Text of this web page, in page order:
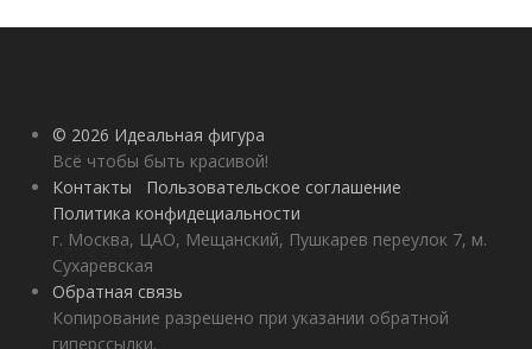
© 2026 Идеальная фигура
Всё чтобы быть красивой!
Контакты
Пользовательское соглашение
Политика конфидециальности
г. Москва, ЦАО, Мещанский, Пушкарев переулок 7, м.
Сухаревская
Обратная связь
Копирование разрешено при указании обратной
гиперссылки.